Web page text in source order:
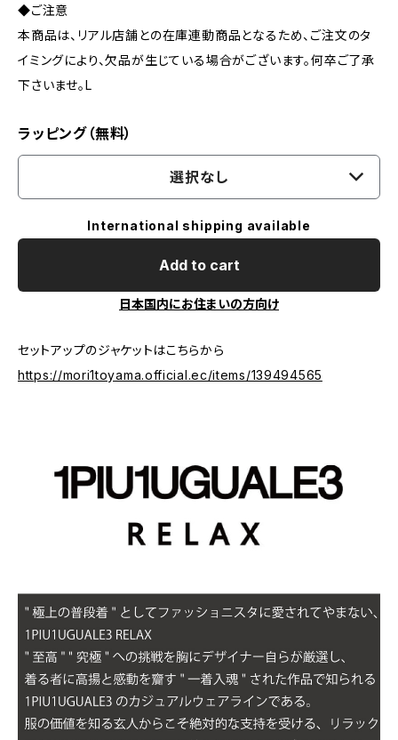
◆ご注意
本商品は、リアル店舗との在庫連動商品となるため、ご注文のタ
イミングにより、欠品が生じている場合がございます。何卒ご了承
下さいませ。L
ラッピング（無料）
選択なし
International shipping available
Add to cart
日本国内にお住まいの方向け
セットアップのジャケットはこちらから
https://mori1toyama.official.ec/items/139494565